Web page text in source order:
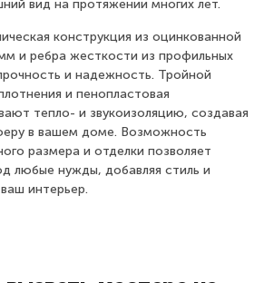
вид на протяжении многих лет.
конструкция из оцинкованной
и ребра жесткости из профильных
и надежность. Тройной
и пенопластовая
тепло- и звукоизоляцию, создавая
в вашем доме. Возможность
размера и отделки позволяет
любые нужды, добавляя стиль и
интерьер.